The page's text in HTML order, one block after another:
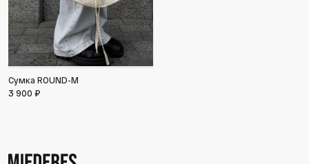
Сумка ROUND-M
3 900 ₽